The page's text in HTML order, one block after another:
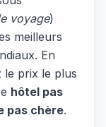
voyage)
meilleurs
En
le prix le plus
hôtel pas
pas chère.